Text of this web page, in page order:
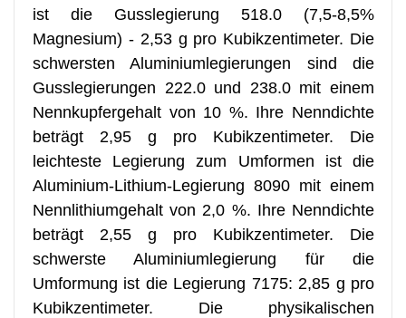
ist die Gusslegierung 518.0 (7,5-8,5%
Magnesium) - 2,53 g pro Kubikzentimeter. Die
schwersten Aluminiumlegierungen sind die
Gusslegierungen 222.0 und 238.0 mit einem
Nennkupfergehalt von 10 %. Ihre Nenndichte
beträgt 2,95 g pro Kubikzentimeter. Die
leichteste Legierung zum Umformen ist die
Aluminium-Lithium-Legierung 8090 mit einem
Nennlithiumgehalt von 2,0 %. Ihre Nenndichte
beträgt 2,55 g pro Kubikzentimeter. Die
schwerste Aluminiumlegierung für die
Umformung ist die Legierung 7175: 2,85 g pro
Kubikzentimeter. Die physikalischen